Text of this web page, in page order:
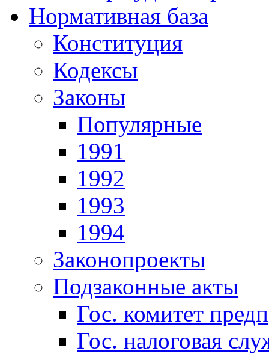
Нормативная база
Конституция
Кодексы
Законы
Популярные
1991
1992
1993
1994
Законопроекты
Подзаконные акты
Гос. комитет
Гос. налоговая